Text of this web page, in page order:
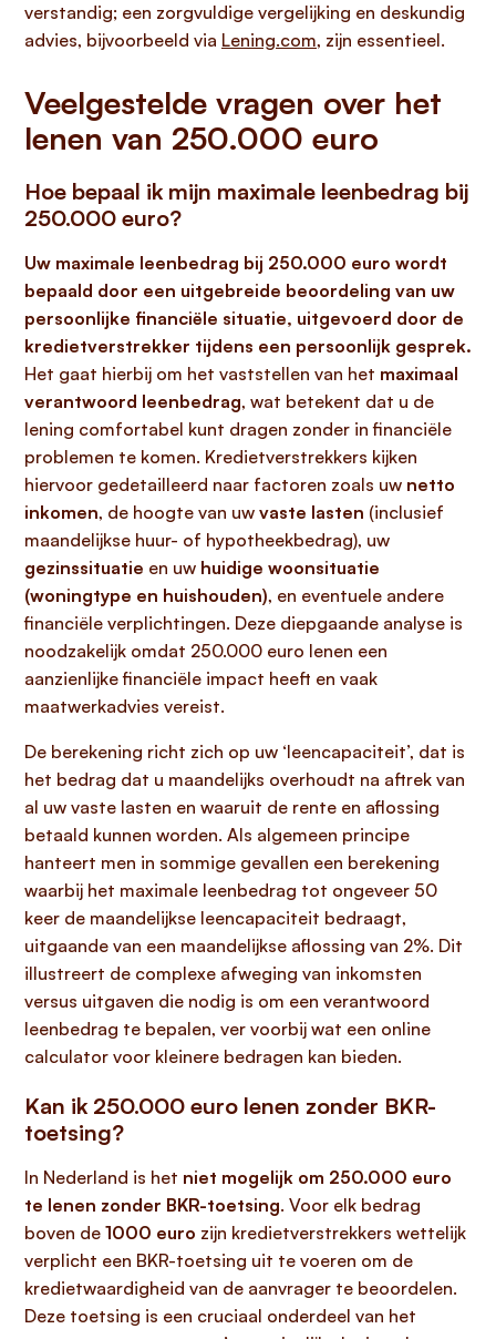
verstandig; een zorgvuldige vergelijking en deskundig
advies, bijvoorbeeld via Lening.com, zijn essentieel.
Veelgestelde vragen over het
lenen van 250.000 euro
Hoe bepaal ik mijn maximale leenbedrag bij
250.000 euro?
Uw maximale leenbedrag bij 250.000 euro wordt
bepaald door een uitgebreide beoordeling van uw
persoonlijke financiële situatie, uitgevoerd door de
kredietverstrekker tijdens een persoonlijk gesprek.
Het gaat hierbij om het vaststellen van het maximaal
verantwoord leenbedrag, wat betekent dat u de
lening comfortabel kunt dragen zonder in financiële
problemen te komen. Kredietverstrekkers kijken
hiervoor gedetailleerd naar factoren zoals uw netto
inkomen, de hoogte van uw vaste lasten (inclusief
maandelijkse huur- of hypotheekbedrag), uw
gezinssituatie en uw huidige woonsituatie
(woningtype en huishouden), en eventuele andere
financiële verplichtingen. Deze diepgaande analyse is
noodzakelijk omdat 250.000 euro lenen een
aanzienlijke financiële impact heeft en vaak
maatwerkadvies vereist.
De berekening richt zich op uw ‘leencapaciteit’, dat is
het bedrag dat u maandelijks overhoudt na aftrek van
al uw vaste lasten en waaruit de rente en aflossing
betaald kunnen worden. Als algemeen principe
hanteert men in sommige gevallen een berekening
waarbij het maximale leenbedrag tot ongeveer 50
keer de maandelijkse leencapaciteit bedraagt,
uitgaande van een maandelijkse aflossing van 2%. Dit
illustreert de complexe afweging van inkomsten
versus uitgaven die nodig is om een verantwoord
leenbedrag te bepalen, ver voorbij wat een online
calculator voor kleinere bedragen kan bieden.
Kan ik 250.000 euro lenen zonder BKR-
toetsing?
In Nederland is het niet mogelijk om 250.000 euro
te lenen zonder BKR-toetsing. Voor elk bedrag
boven de 1000 euro zijn kredietverstrekkers wettelijk
verplicht een BKR-toetsing uit te voeren om de
kredietwaardigheid van de aanvrager te beoordelen.
Deze toetsing is een cruciaal onderdeel van het